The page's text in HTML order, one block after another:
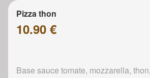
Pizza thon
10.90 €
Base sauce tomate, mozzarella,